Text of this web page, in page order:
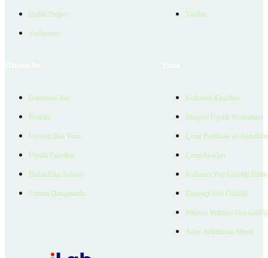
Emlak Değeri
Verilerimiz
Yardım
Danışman Bul
Projeler
Ücretsiz İlan Verin
Üyelik Paketleri
EmlakZeka Asistan
Uzman Danışmanlar
Kullanım Koşulları
Bireysel Üyelik Sözleşmesi
Çerez Politikası ve
Çerez Ayarları
Kullanıcı Veri Gizliliği
Ziyaretçi Veri Gizliliği
Müşteri Yetkilisi Veri
Aday Aydınlatma Metni